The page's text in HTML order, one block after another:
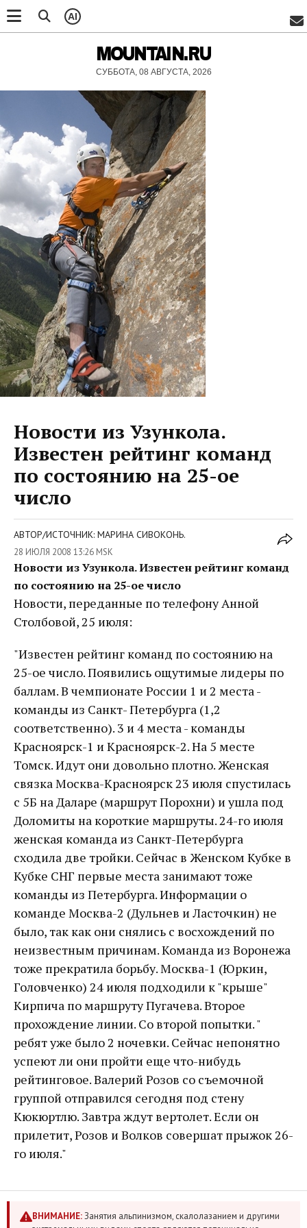
AI
MOUNTAIN.RU
СУББОТА, 08 АВГУСТА, 2026
Новости из Узункола.
Известен рейтинг команд
по состоянию на 25-ое
число
АВТОР/ИСТОЧНИК: МАРИНА СИВОКОНЬ.
28 ИЮЛЯ 2008 13:26 MSK
Новости из Узункола. Известен рейтинг команд
по состоянию на 25-ое число
Новости, переданные по телефону Анной
Столбовой, 25 июля:
"Известен рейтинг команд по состоянию на
25-ое число. Появились ощутимые лидеры по
баллам. В чемпионате России 1 и 2 места -
команды из Санкт- Петербурга (1,2
соответственно). 3 и 4 места - команды
Красноярск-1 и Красноярск-2. На 5 месте
Томск. Идут они довольно плотно. Женская
связка Москва-Красноярск 23 июля спустилась
с 5Б на Даларе (маршрут Порохни) и ушла под
Доломиты на короткие маршруты. 24-го июля
женская команда из Санкт-Петербурга
сходила две тройки. Сейчас в Женском Кубке в
Кубке СНГ первые места занимают тоже
команды из Петербурга. Информации о
команде Москва-2 (Дульнев и Ласточкин) не
было, так как они снялись с восхождений по
неизвестным причинам. Команда из Воронежа
тоже прекратила борьбу. Москва-1 (Юркин,
Головченко) 24 июля подходили к "крыше"
Кирпича по маршруту Пугачева. Второе
прохождение линии. Со второй попытки. "
ребят уже было 2 ночевки. Сейчас непонятно
успеют ли они пройти еще что-нибудь
рейтинговое. Валерий Розов со съемочной
группой отправился сегодня под стену
Кюкюртлю. Завтра ждут вертолет. Если он
прилетит, Розов и Волков совершат прыжок 26-
го июля."
ВНИМАНИЕ:Занятия альпинизмом, скалолазанием и другими